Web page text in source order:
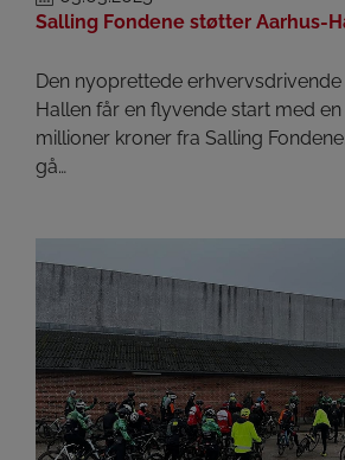
Salling Fondene støtter Aarhus-
Den nyoprettede
Hallen får en flyvende start med
millioner kroner fra Salling
gå…